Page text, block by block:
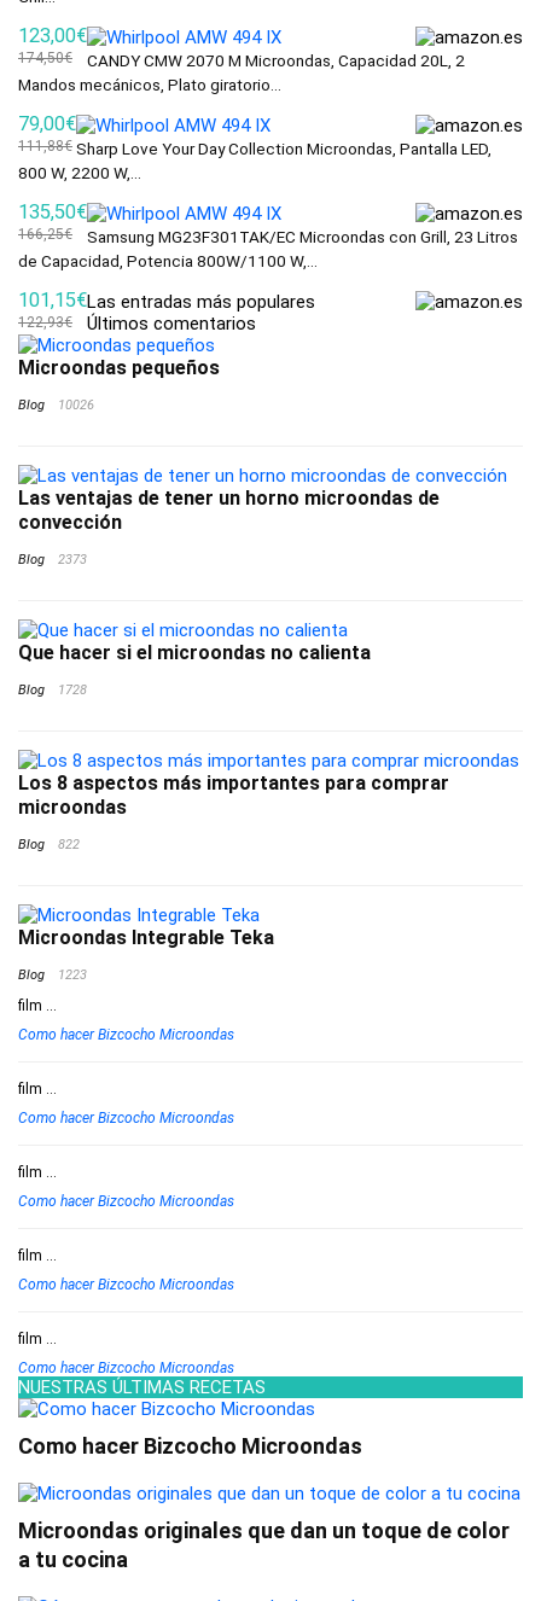
123,00€
174,50€
CANDY CMW 2070 M Microondas, Capacidad 20L, 2
Mandos mecánicos, Plato giratorio...
79,00€
111,88€ Sharp Love Your Day Collection Microondas, Pantalla LED,
800 W, 2200 W,...
135,50€
166,25€
Samsung MG23F301TAK/EC Microondas con Grill, 23 Litros
de Capacidad, Potencia 800W/1100 W,...
101,15€
122,93€
Las entradas más populares
Últimos comentarios
Microondas pequeños
Blog 10026
Las ventajas de tener un horno microondas de
convección
Blog 2373
Que hacer si el microondas no calienta
Blog 1728
Los 8 aspectos más importantes para comprar
microondas
Blog 822
Microondas Integrable Teka
Blog 1223
film ...
Como hacer Bizcocho Microondas
film ...
Como hacer Bizcocho Microondas
film ...
Como hacer Bizcocho Microondas
film ...
Como hacer Bizcocho Microondas
film ...
Como hacer Bizcocho Microondas
NUESTRAS ÚLTIMAS RECETAS
Como hacer Bizcocho Microondas
Microondas originales que dan un toque de color
a tu cocina